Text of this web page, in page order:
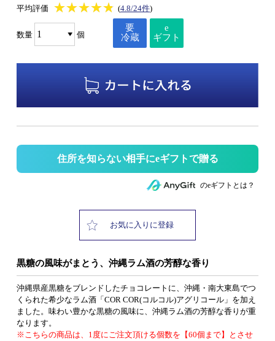
平均評価 ★★★★★
★★★★★ (4.8/24件)
数量 個
要
冷蔵
e
ギフト
住所を知らない相手にeギフトで贈る
のeギフトとは？
お気に入りに登録
黒糖の風味がまとう、沖縄ラム酒の芳醇な香り
沖縄県産黒糖をブレンドしたチョコレートに、沖縄・南大東島でつ
くられた希少なラム酒「COR COR(コルコル)アグリコール」を加え
ました。味わい豊かな黒糖の風味に、沖縄ラム酒の芳醇な香りが重
なります。
※こちらの商品は、1度にご注文頂ける個数を【60個まで】とさせ